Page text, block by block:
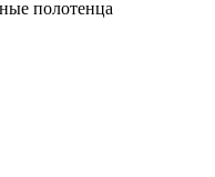
полотенца